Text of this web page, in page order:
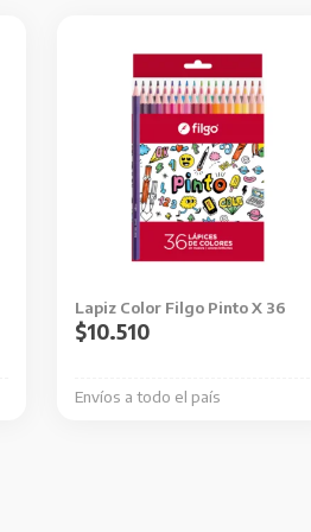
Lapiz Color Filgo Pinto X 36
Envíos a todo el país
$10.510